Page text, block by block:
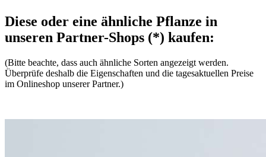
Diese oder eine ähnliche Pflanze in
unseren Partner-Shops (*) kaufen:
(Bitte beachte, dass auch ähnliche Sorten angezeigt werden.
Überprüfe deshalb die Eigenschaften und die tagesaktuellen Preise
im Onlineshop unserer Partner.)